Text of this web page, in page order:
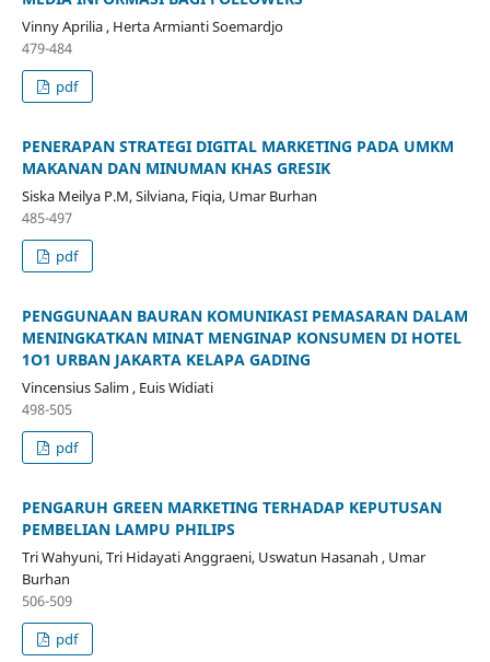
Vinny Aprilia , Herta Armianti Soemardjo
479-484
pdf
PENERAPAN STRATEGI DIGITAL MARKETING PADA UMKM
MAKANAN DAN MINUMAN KHAS GRESIK
Siska Meilya P.M, Silviana, Fiqia, Umar Burhan
485-497
pdf
PENGGUNAAN BAURAN KOMUNIKASI PEMASARAN DALAM
MENINGKATKAN MINAT MENGINAP KONSUMEN DI HOTEL
1O1 URBAN JAKARTA KELAPA GADING
Vincensius Salim , Euis Widiati
498-505
pdf
PENGARUH GREEN MARKETING TERHADAP KEPUTUSAN
PEMBELIAN LAMPU PHILIPS
Tri Wahyuni, Tri Hidayati Anggraeni, Uswatun Hasanah , Umar
Burhan
506-509
pdf